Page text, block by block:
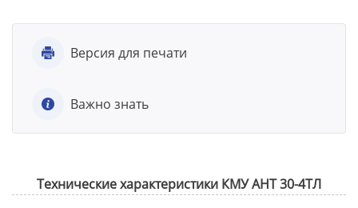
Версия для печати
Важно знать
Технические характеристики КМУ АНТ 30-4ТЛ